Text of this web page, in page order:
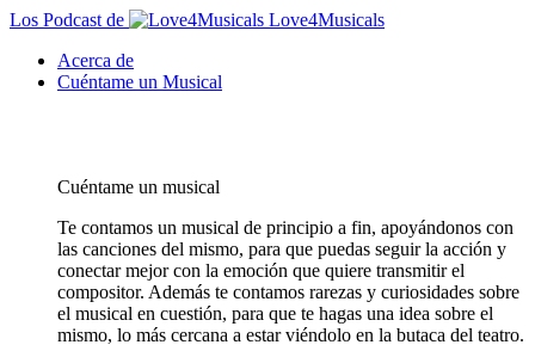
Los Podcast de
Love4Musicals
Acerca de
Cuéntame un Musical
Cuéntame un musical
Te contamos un musical de principio a fin, apoyándonos con
las canciones del mismo, para que puedas seguir la acción y
conectar mejor con la emoción que quiere transmitir el
compositor. Además te contamos rarezas y curiosidades sobre
el musical en cuestión, para que te hagas una idea sobre el
mismo, lo más cercana a estar viéndolo en la butaca del teatro.